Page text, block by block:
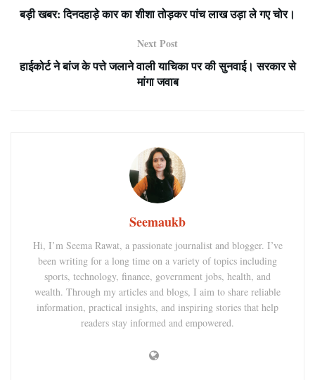
बड़ी खबर: दिनदहाड़े कार का शीशा तोड़कर पांच लाख उड़ा ले गए चोर।
Next Post
हाईकोर्ट ने बांज के पत्ते जलाने वाली याचिका पर की सुनवाई। सरकार से
मांगा जवाब
Seemaukb
Hi, I’m Seema Rawat, a passionate journalist and blogger. I’ve
been writing for a long time on a variety of topics including
sports, technology, finance, government jobs, health, and
wealth. Through my articles and blogs, I aim to share reliable
information, practical insights, and inspiring stories that help
readers stay informed and empowered.